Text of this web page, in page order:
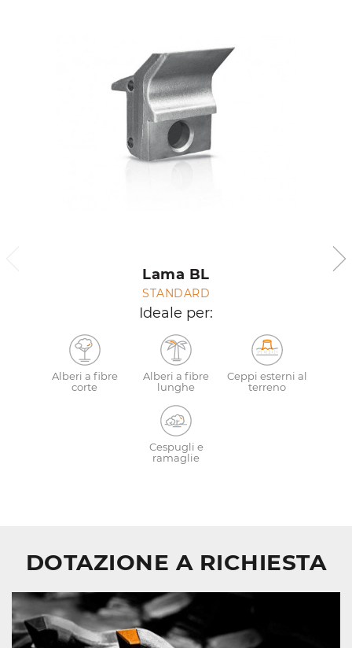
Lama BL
STANDARD
Ideale per:
Alberi a fibre
corte
Alberi a fibre
lunghe
Ceppi esterni al
terreno
Cespugli e
ramaglie
DOTAZIONE A RICHIESTA